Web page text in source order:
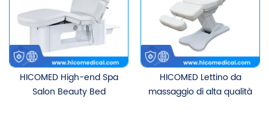
HICOMED High-end Spa
Salon Beauty Bed
HICOMED Lettino da
massaggio di alta qualità